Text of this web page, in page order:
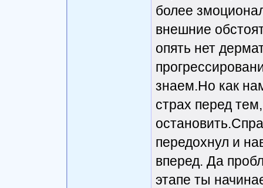
более
внешние
опять нет
знаем.Но как
страх перед
передохнул и
вперед. Да
этапе ты